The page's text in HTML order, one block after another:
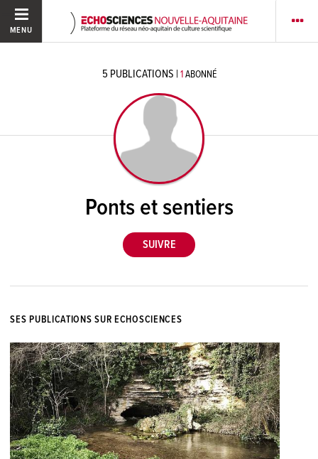
MENU
5 PUBLICATIONS | 1ABONNÉ
Ponts et sentiers
SES PUBLICATIONS SUR ECHOSCIENCES